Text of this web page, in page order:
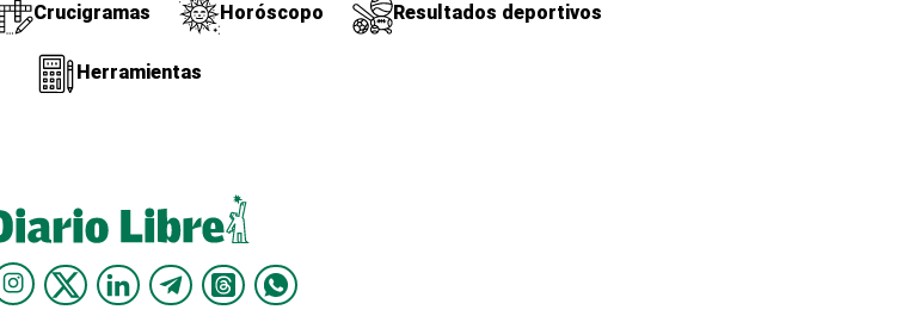
Crucigramas Horóscopo Resultados deportivos
Herramientas